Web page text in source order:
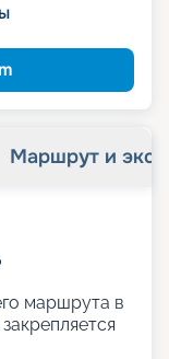
Маршрут и
маршрута в